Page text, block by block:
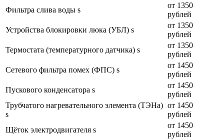
Фильтра слива воды s
от 1350
рублей
Устройства блокировки люка (УБЛ) s
от 1350
рублей
Термостата (температурного датчика) s
от 1350
рублей
Сетевого фильтра помех (ФПС) s
от 1450
рублей
Пускового конденсатора s
от 1450
рублей
Трубчатого нагревательного элемента (ТЭНа)
s
от 1450
рублей
Щёток электродвигателя s
от 1450
рублей